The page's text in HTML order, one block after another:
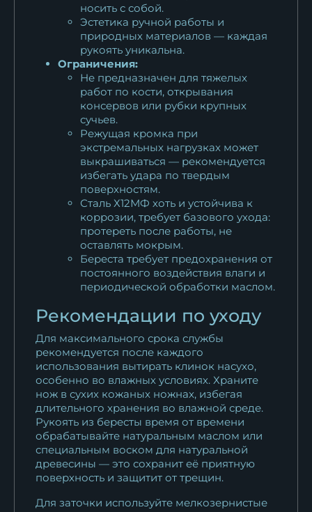
носить с собой.
Эстетика ручной работы и
природных материалов — каждая
рукоять уникальна.
Ограничения:
Не предназначен для тяжелых
работ по кости, открывания
консервов или рубки крупных
сучьев.
Режущая кромка при
экстремальных нагрузках может
выкрашиваться — рекомендуется
избегать удара по твердым
поверхностям.
Сталь Х12МФ хоть и устойчива к
коррозии, требует базового ухода:
протереть после работы, не
оставлять мокрым.
Береста требует предохранения от
постоянного воздействия влаги и
периодической обработки маслом.
Рекомендации по уходу
Для максимального срока службы
рекомендуется после каждого
использования вытирать клинок насухо,
особенно во влажных условиях. Храните
нож в сухих кожаных ножнах, избегая
длительного хранения во влажной среде.
Рукоять из бересты время от времени
обрабатывайте натуральным маслом или
специальным воском для натуральной
древесины — это сохранит её приятную
поверхность и защитит от трещин.
Для заточки используйте мелкозернистые